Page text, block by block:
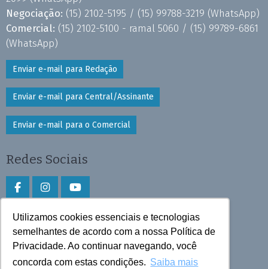
Utilizamos cookies essenciais e tecnologias
semelhantes de acordo com a nossa Política de
Privacidade. Ao continuar navegando, você
concorda com estas condições. Saiba mais
Negociação: (15) 2102-5195 / (15) 99788-3219 (WhatsApp)
Comercial: (15) 2102-5100 - ramal 5060 / (15) 99789-6861
(WhatsApp)
Enviar e-mail para Redação
Enviar e-mail para Central/Assinante
Enviar e-mail para o Comercial
Redes Sociais
Faça download do aplicativo
Play Store e App Store